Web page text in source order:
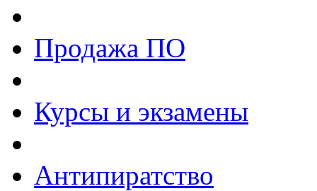
Продажа ПО
Курсы и экзамены
Антипиратство